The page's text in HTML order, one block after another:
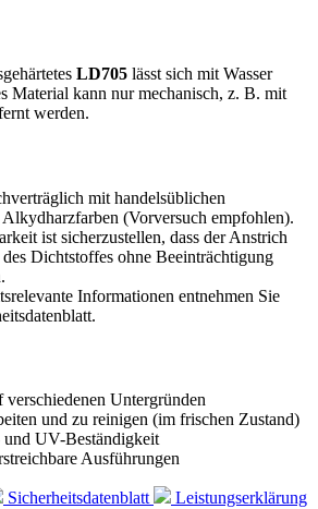
LD705 lässt sich mit Wasser
Material kann nur mechanisch, z. B. mit
werden.
mit handelsüblichen
(Vorversuch empfohlen).
ist sicherzustellen, dass der Anstrich
Dichtstoffes ohne Beeinträchtigung
Informationen entnehmen Sie
Untergründen
und zu reinigen (im frischen Zustand)
und UV-Beständigkeit
Ausführungen
Sicherheitsdatenblatt
Leistungserklärung